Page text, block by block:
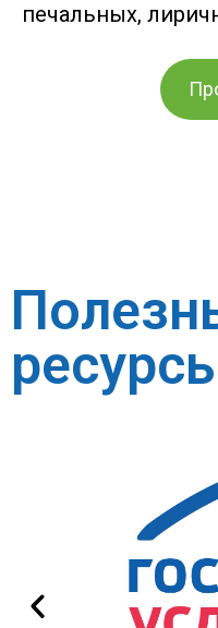
печальных,